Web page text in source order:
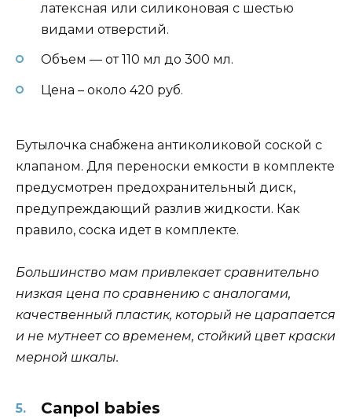
латексная или силиконовая с шестью
видами отверстий.
Объем — от 110 мл до 300 мл.
Цена – около 420 руб.
Бутылочка снабжена антиколиковой соской с
клапаном. Для переноски емкости в комплекте
предусмотрен предохранительный диск,
предупреждающий разлив жидкости. Как
правило, соска идет в комплекте.
Большинство мам привлекает сравнительно
низкая цена по сравнению с аналогами,
качественный пластик, который не царапается
и не мутнеет со временем, стойкий цвет краски
мерной шкалы.
Canpol babies